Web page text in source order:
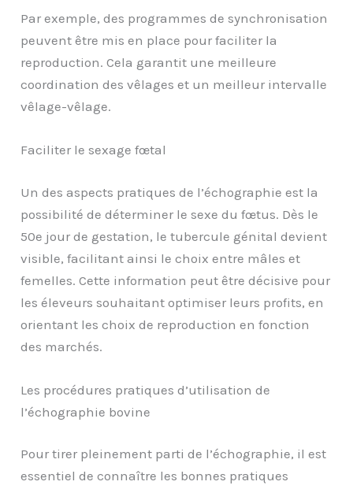
Par exemple, des programmes de synchronisation
peuvent être mis en place pour faciliter la
reproduction. Cela garantit une meilleure
coordination des vêlages et un meilleur intervalle
vêlage-vêlage.
Faciliter le sexage fœtal
Un des aspects pratiques de l’échographie est la
possibilité de déterminer le sexe du fœtus. Dès le
50e jour de gestation, le tubercule génital devient
visible, facilitant ainsi le choix entre mâles et
femelles. Cette information peut être décisive pour
les éleveurs souhaitant optimiser leurs profits, en
orientant les choix de reproduction en fonction
des marchés.
Les procédures pratiques d’utilisation de
l’échographie bovine
Pour tirer pleinement parti de l’échographie, il est
essentiel de connaître les bonnes pratiques